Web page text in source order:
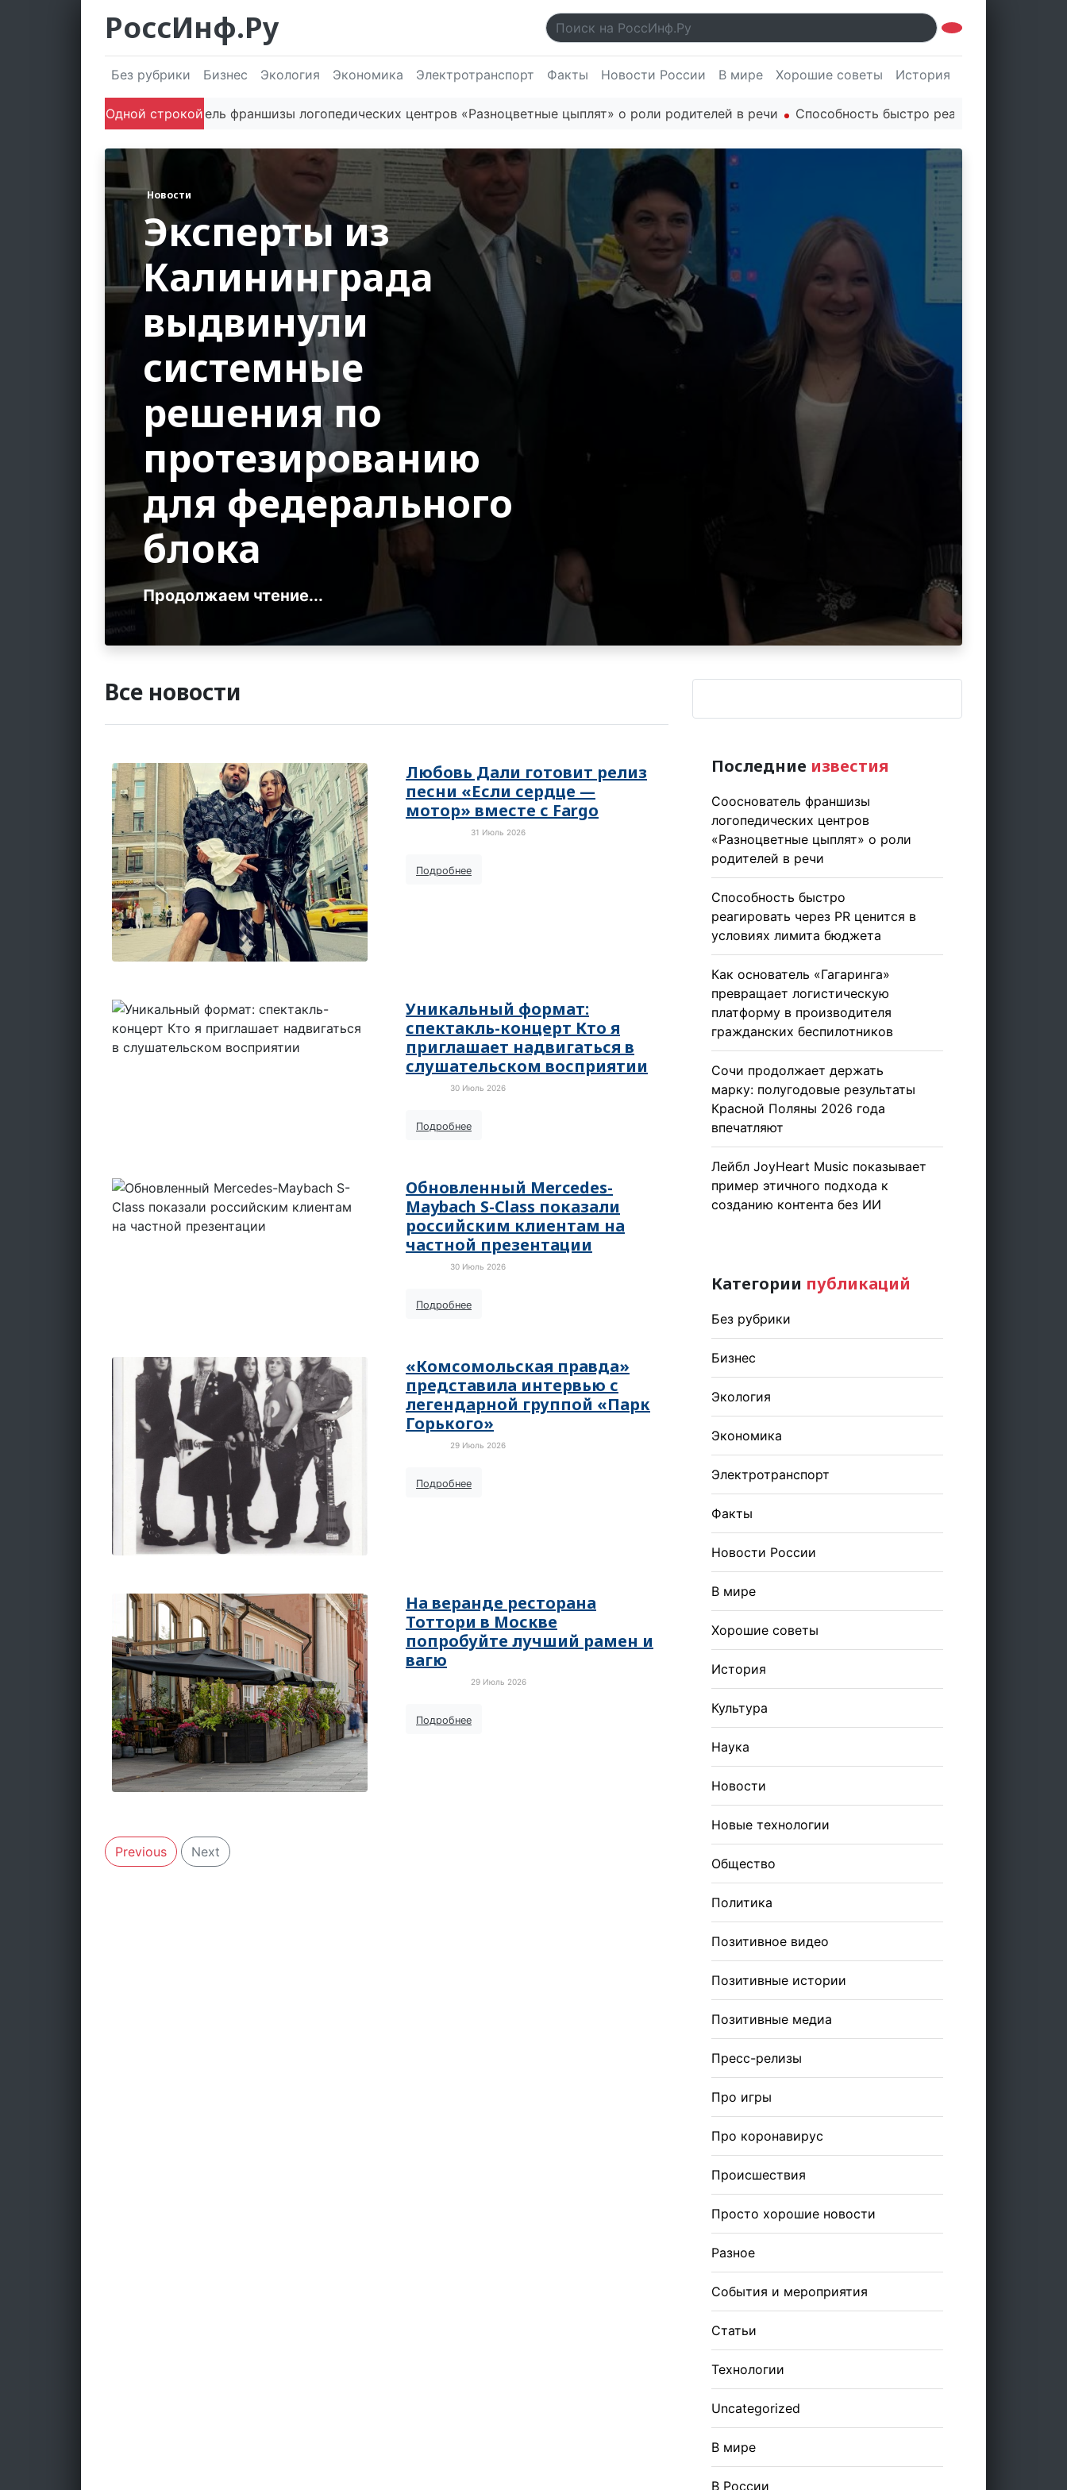
РоссИнф.Ру
Без рубрики Бизнес Экология Экономика Электротранспорт Факты Новости России В мире Хорошие советы История
Одной строкой
Сооснователь франшизы логопедических центров «Разноцветные цыплят» о роли родителей в речи Способность быстро реагировать через PR
Новости
Эксперты из
Калининграда
выдвинули
системные
решения по
протезированию
для федерального
блока
Продолжаем чтение...
Все новости
Любовь Дали готовит релиз
песни «Если сердце —
мотор» вместе с Fargo
31 Июль 2026
Подробнее
Уникальный формат:
спектакль-концерт Кто я
приглашает надвигаться в
слушательском восприятии
30 Июль 2026
Подробнее
Обновленный Mercedes-
Maybach S-Class показали
российским клиентам на
частной презентации
30 Июль 2026
Подробнее
«Комсомольская правда»
представила интервью с
легендарной группой «Парк
Горького»
29 Июль 2026
Подробнее
На веранде ресторана
Тоттори в Москве
попробуйте лучший рамен и
вагю
29 Июль 2026
Подробнее
Previous Next
Последние известия
Сооснователь франшизы
логопедических центров
«Разноцветные цыплят» о роли
родителей в речи
Способность быстро
реагировать через PR ценится в
условиях лимита бюджета
Как основатель «Гагаринга»
превращает логистическую
платформу в производителя
гражданских беспилотников
Сочи продолжает держать
марку: полугодовые результаты
Красной Поляны 2026 года
впечатляют
Лейбл JoyHeart Music показывает
пример этичного подхода к
созданию контента без ИИ
Категории публикаций
Без рубрики
Бизнес
Экология
Экономика
Электротранспорт
Факты
Новости России
В мире
Хорошие советы
История
Культура
Наука
Новости
Новые технологии
Общество
Политика
Позитивное видео
Позитивные истории
Позитивные медиа
Пресс-релизы
Про игры
Про коронавирус
Происшествия
Просто хорошие новости
Разное
События и мероприятия
Статьи
Технологии
Uncategorized
В мире
В России